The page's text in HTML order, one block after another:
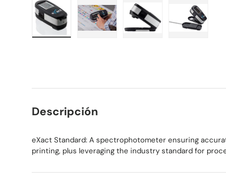
Descripción
eXact Standard: A spectrophotometer ensuring
printing, plus leveraging the industry standard for